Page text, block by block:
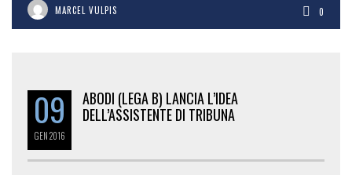
MARCEL VULPIS 0
09
GEN2016
ABODI (LEGA B) LANCIA L’IDEA
DELL’ASSISTENTE DI TRIBUNA